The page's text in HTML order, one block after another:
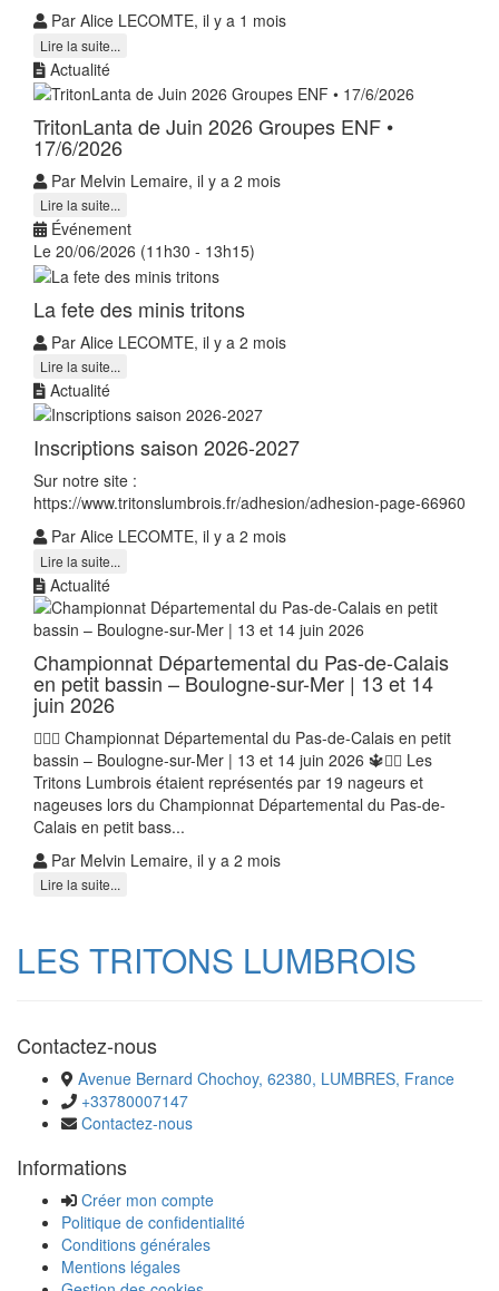
Par Alice LECOMTE, il y a 1 mois
Lire la suite...
Actualité
TritonLanta de Juin 2026 Groupes ENF •
17/6/2026
Par Melvin Lemaire, il y a 2 mois
Lire la suite...
Événement
Le 20/06/2026 (11h30 - 13h15)
La fete des minis tritons
Par Alice LECOMTE, il y a 2 mois
Lire la suite...
Actualité
Inscriptions saison 2026-2027
Sur notre site :
https://www.tritonslumbrois.fr/adhesion/adhesion-page-66960
Par Alice LECOMTE, il y a 2 mois
Lire la suite...
Actualité
‍️Championnat Départemental du Pas-de-Calais
en petit bassin – Boulogne-sur-Mer | 13 et 14
juin 2026
🏊‍♂️🔱 Championnat Départemental du Pas-de-Calais en petit
bassin – Boulogne-sur-Mer | 13 et 14 juin 2026 🔱🏊‍♀️ Les
Tritons Lumbrois étaient représentés par 19 nageurs et
nageuses lors du Championnat Départemental du Pas-de-
Calais en petit bass...
Par Melvin Lemaire, il y a 2 mois
Lire la suite...
LES TRITONS LUMBROIS
Contactez-nous
Avenue Bernard Chochoy, 62380, LUMBRES, France
+33780007147
Contactez-nous
Informations
Créer mon compte
Politique de confidentialité
Conditions générales
Mentions légales